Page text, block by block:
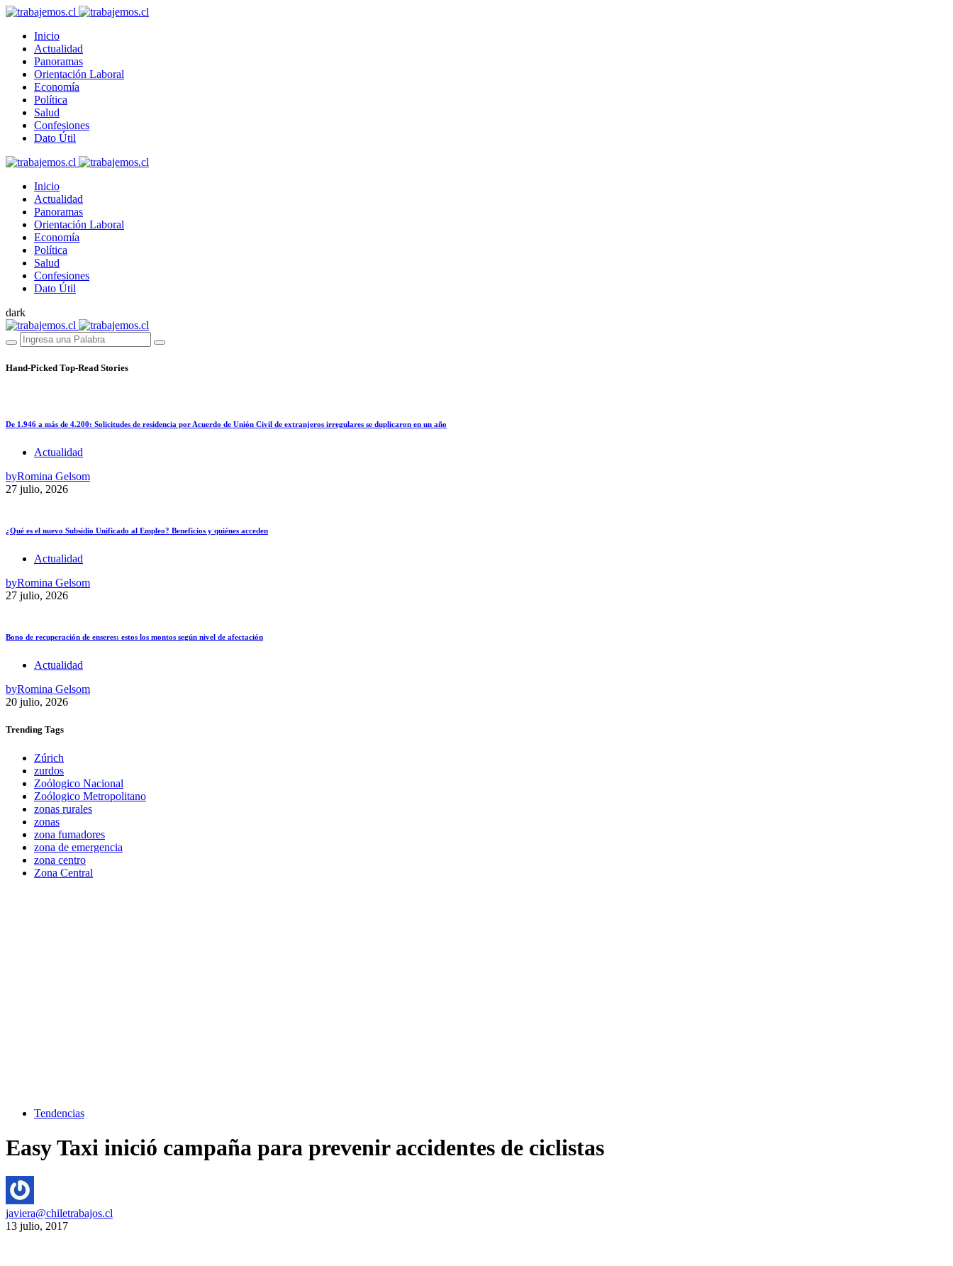
Inicio
Actualidad
Panoramas
Orientación Laboral
Economía
Política
Salud
Confesiones
Dato Útil
Inicio
Actualidad
Panoramas
Orientación Laboral
Economía
Política
Salud
Confesiones
Dato Útil
dark
Hand-Picked Top-Read Stories
De 1.946 a más de 4.200: Solicitudes de residencia por Acuerdo de Unión Civil de extranjeros irregulares se duplicaron en un año
Actualidad
byRomina Gelsom
27 julio, 2026
¿Qué es el nuevo Subsidio Unificado al Empleo? Beneficios y quiénes acceden
Actualidad
byRomina Gelsom
27 julio, 2026
Bono de recuperación de enseres: estos los montos según nivel de afectación
Actualidad
byRomina Gelsom
20 julio, 2026
Trending Tags
Zúrich
zurdos
Zoólogico Nacional
Zoólogico Metropolitano
zonas rurales
zonas
zona fumadores
zona de emergencia
zona centro
Zona Central
Tendencias
Easy Taxi inició campaña para prevenir accidentes de ciclistas
javiera@chiletrabajos.cl
13 julio, 2017